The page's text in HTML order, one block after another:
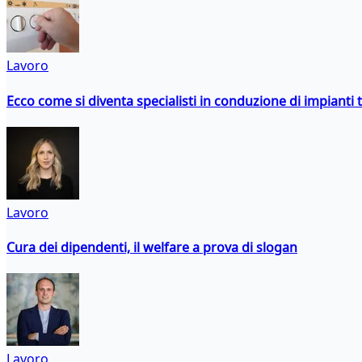
Lavoro
Ecco come si diventa specialisti in conduzione di impianti
Lavoro
Cura dei dipendenti, il welfare a prova di slogan